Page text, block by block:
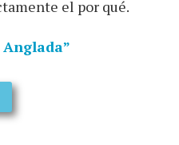
el por qué.
Anglada”